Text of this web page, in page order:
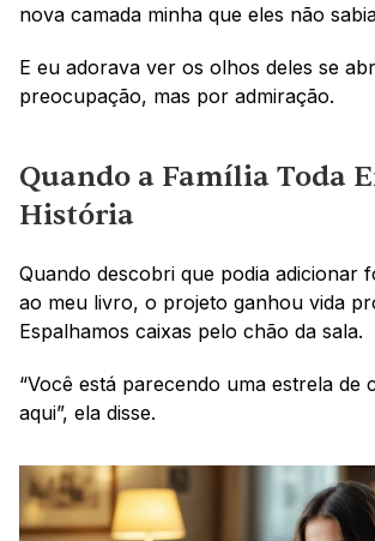
nova camada minha que eles não
E eu adorava ver os olhos deles se
preocupação, mas por admiração.
Quando a Família Toda
História
Quando descobri que podia adicionar
ao meu livro, o projeto ganhou vida
Espalhamos caixas pelo chão da sala.
“Você está parecendo uma estrela de
aqui”, ela disse.